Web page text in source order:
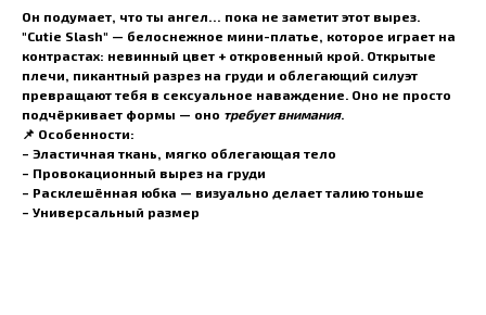
Он подумает, что ты ангел… пока не заметит этот вырез.
"Cutie Slash" — белоснежное мини-платье, которое играет на
контрастах: невинный цвет + откровенный крой. Открытые
плечи, пикантный разрез на груди и облегающий силуэт
превращают тебя в сексуальное наваждение. Оно не просто
подчёркивает формы — оно требует внимания.
📌 Особенности:
– Эластичная ткань, мягко облегающая тело
– Провокационный вырез на груди
– Расклешённая юбка — визуально делает талию тоньше
– Универсальный размер